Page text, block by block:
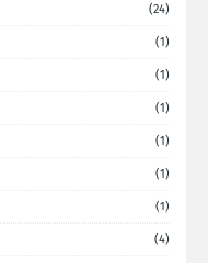
(24)
(1)
(1)
(1)
(1)
(1)
(1)
(4)